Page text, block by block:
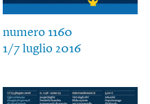
numero 1160
1/7 luglio 2016